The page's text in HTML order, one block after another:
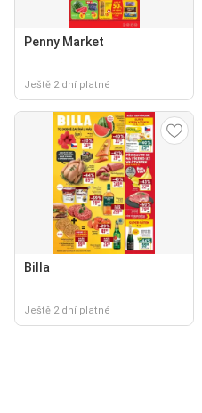
Penny Market
Ještě 2 dní platné
Billa
Ještě 2 dní platné